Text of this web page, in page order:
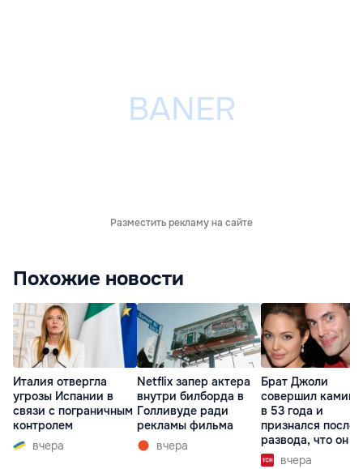
Разместить рекламу на сайте
Похожие новости
Италия отвергла
угрозы Испании в
связи с пограничным
контролем
вчера
Netflix запер актера
внутри билборда в
Голливуде ради
рекламы фильма
вчера
Брат Джоли
совершил
в 53 года и
признался после
развода, что он
вчера